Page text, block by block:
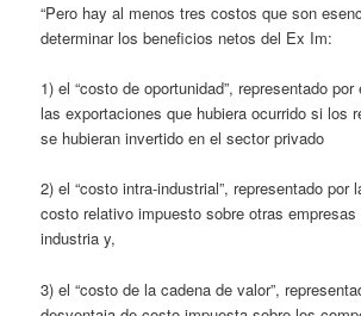
“Pero hay al menos tres costos que son
determinar los beneficios netos del Ex Im:
1) el “costo de oportunidad”, representado
las exportaciones que hubiera ocurrido si los
se hubieran invertido en el sector privado
2) el “costo intra-industrial”, representado por
costo relativo impuesto sobre otras
industria y,
3) el “costo de la cadena de valor”,